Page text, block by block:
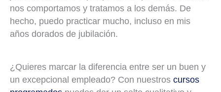
nos comportamos y tratamos a los demás. De
hecho, puedo practicar mucho, incluso en mis
años dorados de jubilación.
¿Quieres marcar la diferencia entre ser un buen y
un excepcional empleado? Con nuestros cursos